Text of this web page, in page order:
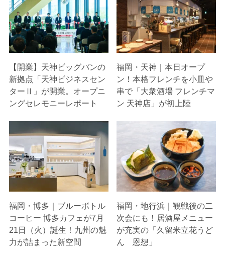
【開業】天神ビッグバンの
新拠点「天神ビジネスセン
ターⅡ」が開業。オープニ
ングセレモニーレポート
福岡・天神｜本日オープ
ン！本格フレンチを小皿や
串で「大衆酒場 フレンチマ
ン 天神店」が初上陸
福岡・博多｜ブルーボトル
コーヒー 博多カフェが7月
21日（火）誕生！九州の魅
力が詰まった新空間
福岡・地行浜｜観戦後の二
次会にも！居酒屋メニュー
が充実の「久留米立花うど
ん 恩想」